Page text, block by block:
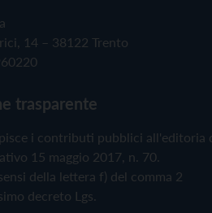
14 – 38122 Trento
trasparente
i contributi pubblici all'editoria
15 maggio 2017, n. 70.
della lettera f) del comma 2
decreto Lgs.